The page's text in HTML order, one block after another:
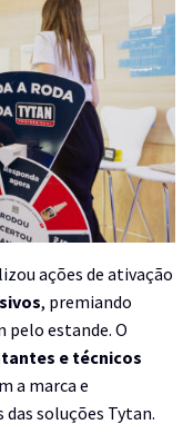
ações de ativação
, premiando
pelo estande. O
e técnicos
a marca e
soluções Tytan.